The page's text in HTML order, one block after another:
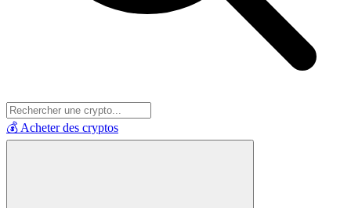
💰 Acheter des cryptos